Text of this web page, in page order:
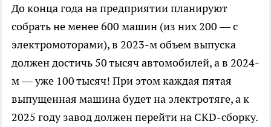
До конца года на предприятии планируют
собрать не менее 600 машин (из них 200 — с
электромоторами), в 2023-м объем выпуска
должен достичь 50 тысяч автомобилей, а в 2024-
м — уже 100 тысяч! При этом каждая пятая
выпущенная машина будет на электротяге, а к
2025 году завод должен перейти на CKD-сборку.